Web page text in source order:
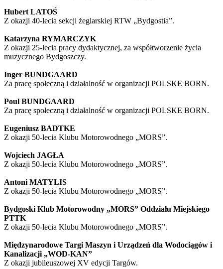
Hubert LATOŚ
Z okazji 40-lecia sekcji żeglarskiej RTW „Bydgostia”.
Katarzyna RYMARCZYK
Z okazji 25-lecia pracy dydaktycznej, za współtworzenie życia
muzycznego Bydgoszczy.
Inger BUNDGAARD
Za pracę społeczną i działalność w organizacji POLSKE BORN.
Poul BUNDGAARD
Za pracę społeczną i działalność w organizacji POLSKE BORN.
Eugeniusz BADTKE
Z okazji 50-lecia Klubu Motorowodnego „MORS”.
Wojciech JAGŁA
Z okazji 50-lecia Klubu Motorowodnego „MORS”.
Antoni MATYLIS
Z okazji 50-lecia Klubu Motorowodnego „MORS”.
Bydgoski Klub Motorowodny „MORS” Oddziału Miejskiego
PTTK
Z okazji 50-lecia Klubu Motorowodnego „MORS”.
Międzynarodowe Targi Maszyn i Urządzeń dla Wodociągów i
Kanalizacji „WOD-KAN”
Z okazji jubileuszowej XV edycji Targów.